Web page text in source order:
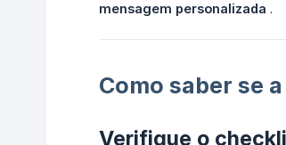
mensagem personalizada .
Como saber se
Verifique o